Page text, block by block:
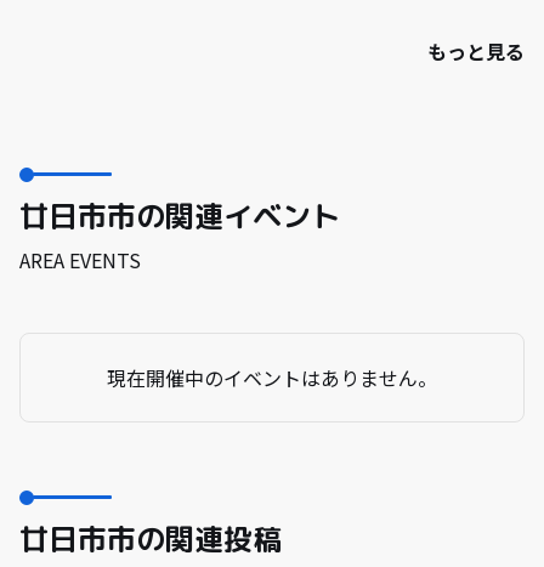
もっと見る
廿日市市の関連イベント
AREA EVENTS
現在開催中のイベントはありません。
廿日市市の関連投稿